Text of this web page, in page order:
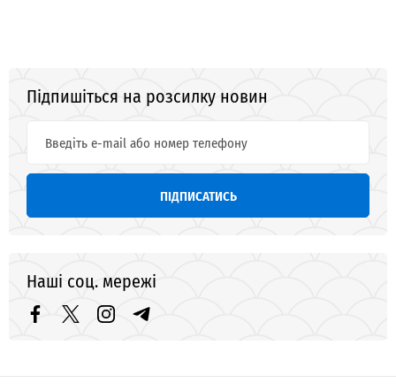
Підпишіться на розсилку новин
ПІДПИСАТИСЬ
Наші соц. мережі